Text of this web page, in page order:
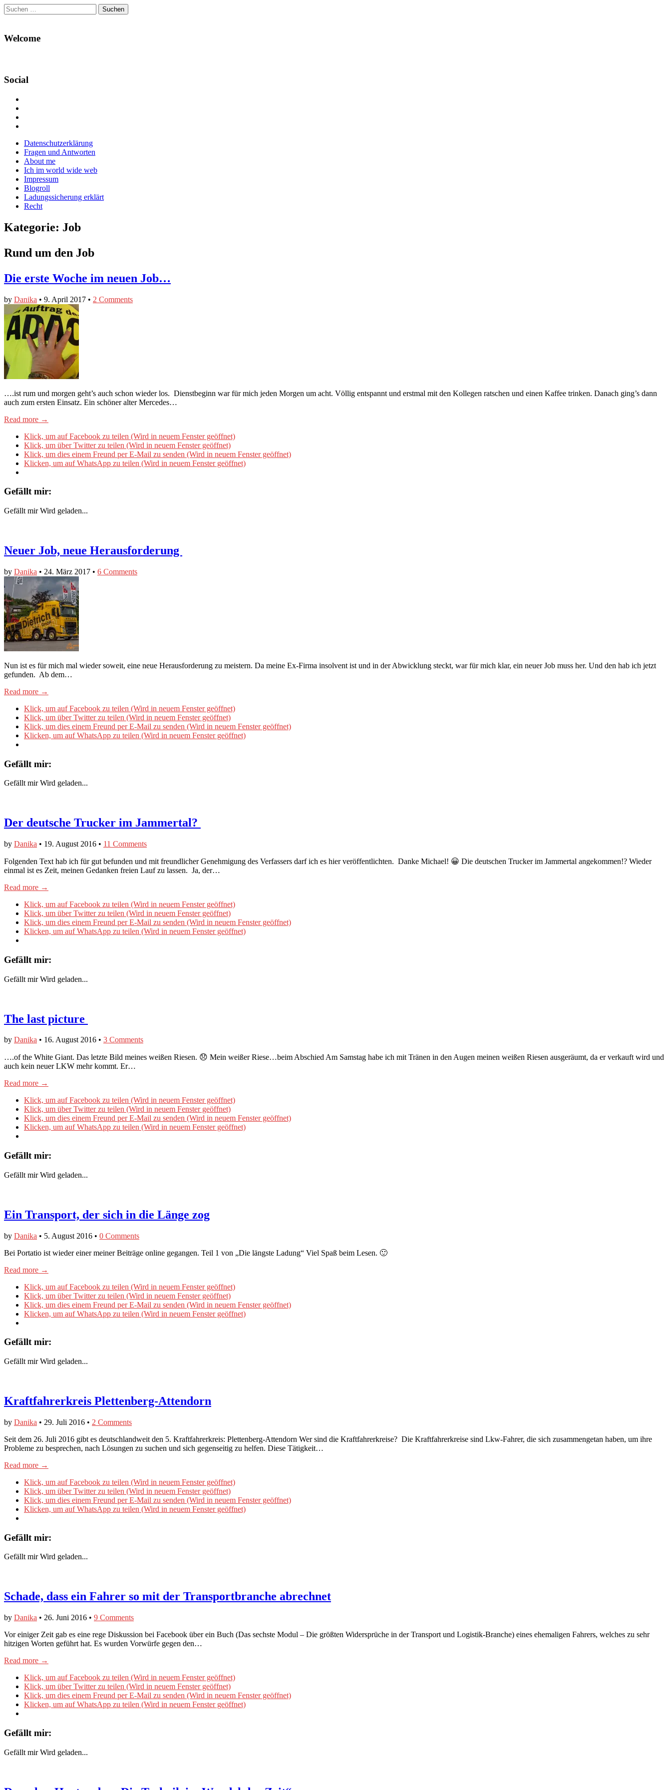
Suchen
nach:
Welcome
Social
Facebook
anzeigen
Twitter
anzeigen
auf
Instagram
anzeigen
Main
menu
Skip
content
Datenschutzerklärung
Fragen und Antworten
About me
Ich im world wide web
Impressum
Blogroll
Ladungssicherung erklärt
Recht
Kategorie: Job
Rund um den Job
Die erste Woche im neuen Job…
by Danika • 9. April 2017 • 2 Comments
….ist rum und morgen geht’s auch schon wieder los. Dienstbeginn war für mich jeden Morgen um acht. Völlig entspannt und erstmal mit den Kollegen ratschen und einen Kaffee trinken. Danach ging’s dann
auch zum ersten Einsatz. Ein schöner alter Mercedes…
Read more →
Klick, um auf Facebook zu teilen (Wird in neuem Fenster geöffnet)
Klick, um über Twitter zu teilen (Wird in neuem Fenster geöffnet)
Klick, um dies einem Freund per E-Mail zu senden (Wird in neuem Fenster geöffnet)
Klicken, um auf WhatsApp zu teilen (Wird in neuem Fenster geöffnet)
Gefällt mir:
Gefällt mir Wird geladen...
Neuer Job, neue Herausforderung
by Danika • 24. März 2017 • 6 Comments
Nun ist es für mich mal wieder soweit, eine neue Herausforderung zu meistern. Da meine Ex-Firma insolvent ist und in der Abwicklung steckt, war für mich klar, ein neuer Job muss her. Und den hab ich jetzt
gefunden. Ab dem…
Read more →
Klick, um auf Facebook zu teilen (Wird in neuem Fenster geöffnet)
Klick, um über Twitter zu teilen (Wird in neuem Fenster geöffnet)
Klick, um dies einem Freund per E-Mail zu senden (Wird in neuem Fenster geöffnet)
Klicken, um auf WhatsApp zu teilen (Wird in neuem Fenster geöffnet)
Gefällt mir:
Gefällt mir Wird geladen...
Der deutsche Trucker im Jammertal?
by Danika • 19. August 2016 • 11 Comments
​Folgenden Text hab ich für gut befunden und mit freundlicher Genehmigung des Verfassers darf ich es hier veröffentlichten. Danke Michael! 😀 Die deutschen Trucker im Jammertal angekommen!? Wieder
einmal ist es Zeit, meinen Gedanken freien Lauf zu lassen. Ja, der…
Read more →
Klick, um auf Facebook zu teilen (Wird in neuem Fenster geöffnet)
Klick, um über Twitter zu teilen (Wird in neuem Fenster geöffnet)
Klick, um dies einem Freund per E-Mail zu senden (Wird in neuem Fenster geöffnet)
Klicken, um auf WhatsApp zu teilen (Wird in neuem Fenster geöffnet)
Gefällt mir:
Gefällt mir Wird geladen...
The last picture
by Danika • 16. August 2016 • 3 Comments
….of the White Giant. Das letzte Bild meines weißen Riesen. 😞 Mein weißer Riese…beim Abschied Am Samstag habe ich mit Tränen in den Augen meinen weißen Riesen ausgeräumt, da er verkauft wird und
auch kein neuer LKW mehr kommt. Er…
Read more →
Klick, um auf Facebook zu teilen (Wird in neuem Fenster geöffnet)
Klick, um über Twitter zu teilen (Wird in neuem Fenster geöffnet)
Klick, um dies einem Freund per E-Mail zu senden (Wird in neuem Fenster geöffnet)
Klicken, um auf WhatsApp zu teilen (Wird in neuem Fenster geöffnet)
Gefällt mir:
Gefällt mir Wird geladen...
Ein Transport, der sich in die Länge zog
by Danika • 5. August 2016 • 0 Comments
Bei Portatio ist wieder einer meiner Beiträge online gegangen. Teil 1 von „Die längste Ladung“ Viel Spaß beim Lesen. 🙂
Read more →
Klick, um auf Facebook zu teilen (Wird in neuem Fenster geöffnet)
Klick, um über Twitter zu teilen (Wird in neuem Fenster geöffnet)
Klick, um dies einem Freund per E-Mail zu senden (Wird in neuem Fenster geöffnet)
Klicken, um auf WhatsApp zu teilen (Wird in neuem Fenster geöffnet)
Gefällt mir:
Gefällt mir Wird geladen...
Kraftfahrerkreis Plettenberg-Attendorn
by Danika • 29. Juli 2016 • 2 Comments
Seit dem 26. Juli 2016 gibt es deutschlandweit den 5. Kraftfahrerkreis: Plettenberg-Attendorn Wer sind die Kraftfahrerkreise? Die Kraftfahrerkreise sind Lkw-Fahrer, die sich zusammengetan haben, um ihre
Probleme zu besprechen, nach Lösungen zu suchen und sich gegenseitig zu helfen. Diese Tätigkeit…
Read more →
Klick, um auf Facebook zu teilen (Wird in neuem Fenster geöffnet)
Klick, um über Twitter zu teilen (Wird in neuem Fenster geöffnet)
Klick, um dies einem Freund per E-Mail zu senden (Wird in neuem Fenster geöffnet)
Klicken, um auf WhatsApp zu teilen (Wird in neuem Fenster geöffnet)
Gefällt mir:
Gefällt mir Wird geladen...
Schade, dass ein Fahrer so mit der Transportbranche abrechnet
by Danika • 26. Juni 2016 • 9 Comments
Vor einiger Zeit gab es eine rege Diskussion bei Facebook über ein Buch (Das sechste Modul – Die größten Widersprüche in der Transport und Logistik-Branche) eines ehemaligen Fahrers, welches zu sehr
hitzigen Worten geführt hat. Es wurden Vorwürfe gegen den…
Read more →
Klick, um auf Facebook zu teilen (Wird in neuem Fenster geöffnet)
Klick, um über Twitter zu teilen (Wird in neuem Fenster geöffnet)
Klick, um dies einem Freund per E-Mail zu senden (Wird in neuem Fenster geöffnet)
Klicken, um auf WhatsApp zu teilen (Wird in neuem Fenster geöffnet)
Gefällt mir:
Gefällt mir Wird geladen...